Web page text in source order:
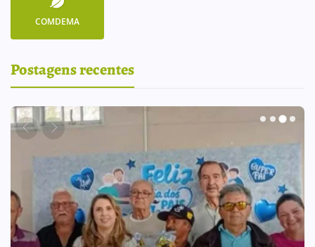
COMDEMA
Postagens recentes